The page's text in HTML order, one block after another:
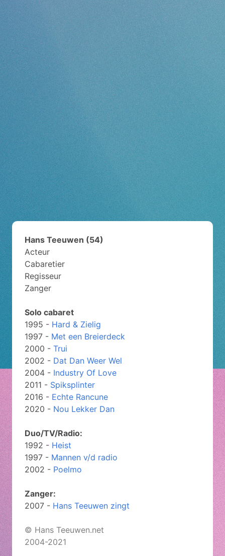
Hans Teeuwen (54)
Acteur
Cabaretier
Regisseur
Zanger
Solo cabaret
1995 - Hard & Zielig
1997 - Met een Breierdeck
2000 - Trui
2002 - Dat Dan Weer Wel
2004 - Industry Of Love
2011 - Spiksplinter
2016 - Echte Rancune
2020 - Nou Lekker Dan
Duo/TV/Radio:
1992 - Heist
1997 - Mannen v/d radio
2002 - Poelmo
Zanger:
2007 - Hans Teeuwen zingt
© Hans Teeuwen.net
2004-2021